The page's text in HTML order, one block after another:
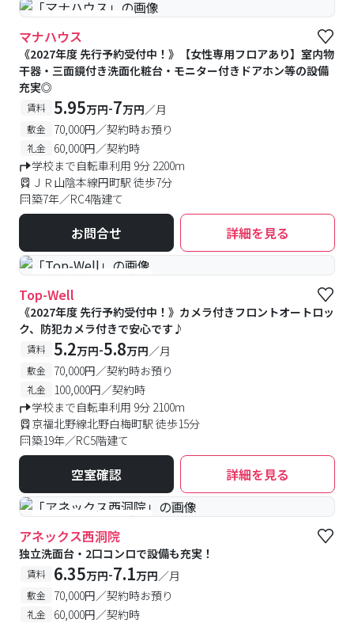
#女性専用フロアあり
マナハウス
《2027年度 先行予約受付中！》【女性専用フロアあり】室内物
干器・三面鏡付き洗面化粧台・モニター付きドアホン等の設備
充実◎
賃料 5.95万円-7万円／月
敷金 70,000円／契約時お預り
礼金
60,000円／契約時
学校まで自転車利用 9分 2200m
ＪＲ山陰本線円町駅 徒歩7分
築7年／RC4階建て
お問合せ 詳細を見る
#予約受付中 #空室待ち
Top-Well
《2027年度 先行予約受付中！》カメラ付きフロントオートロッ
ク、防犯カメラ付きで安心です♪
賃料 5.2万円-5.8万円／月
敷金 70,000円／契約時お預り
礼金
100,000円／契約時
学校まで自転車利用 9分 2100m
京福北野線北野白梅町駅 徒歩15分
築19年／RC5階建て
空室確認 詳細を見る
#予約受付中 #空室待ち
アネックス西洞院
独立洗面台・2口コンロで設備も充実！
賃料 6.35万円-7.1万円／月
敷金 70,000円／契約時お預り
礼金
60,000円／契約時